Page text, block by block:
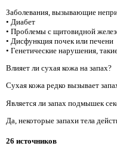
Заболевания, вызывающие
• Диабет
• Проблемы с щитовидной
• Дисфункция почек или печени
• Генетические нарушения,
Влияет ли сухая кожа на запах?
Сухая кожа редко вызывает
Является ли запах подмышек
Да, некоторые запахи тела
26 источников